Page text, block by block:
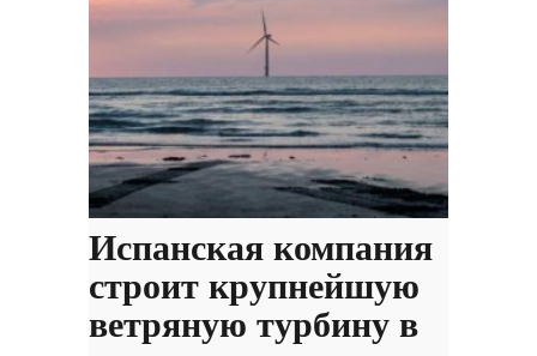
Испанская компания
строит крупнейшую
ветряную турбину в